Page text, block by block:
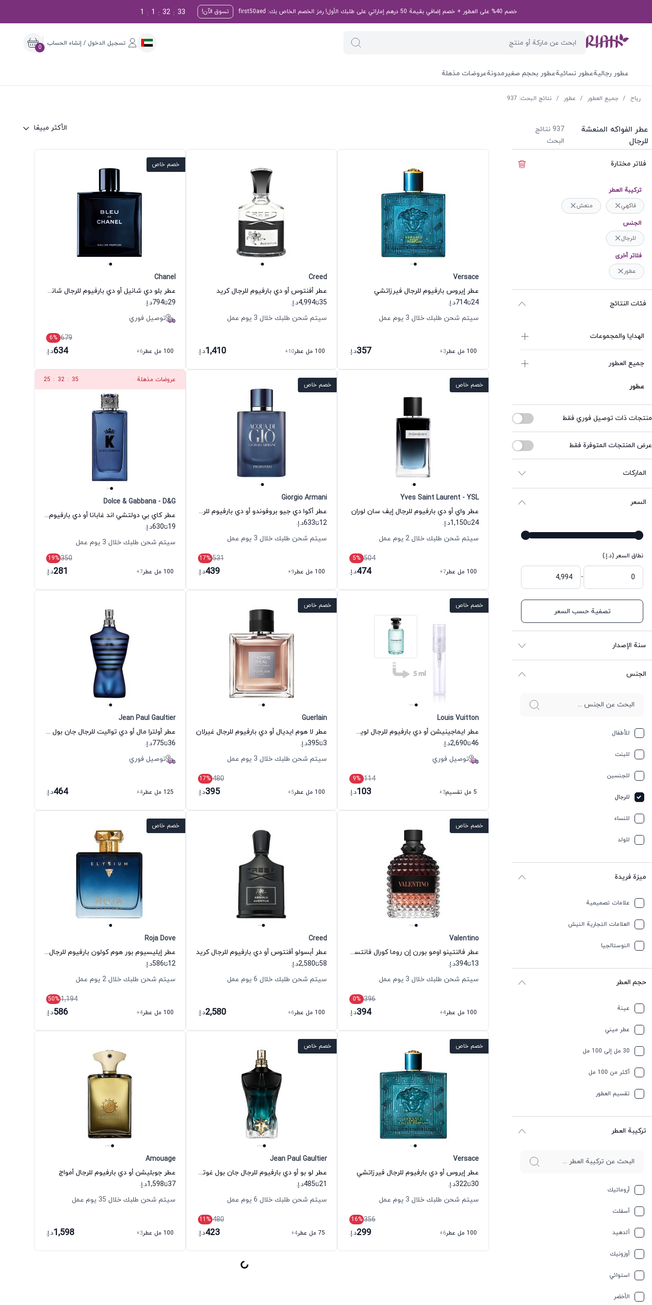
خصم 40% على العطور + خصم إضافي بقيمة 50 درهم إماراتي على طلبك الأول! رمز الخصم الخاص بك: first50aed تسوق الآن! 32
:
32
:
1
:
1
تسجيل الدخول / إنشاء الحساب
0
عطور رجاليةعطور نسائيةعطور بحجم صغيرمدونةعروضات مذهلة
ریاح / جميع العطور / عطور / نتائج البحث: 937
عطر الفواكه المنعشة
للرجال
937 نتائج
البحث
الأكثر مبيعًا
فلاتر مختارة
ترکیبة العطر
فاكهي منعش
الجنس
للرجال
فلاتر أخرى
عطور
فئات النتائج
الهدايا والمجموعات
جميع العطور
عطور
منتجات ذات توصيل فوري فقط
عرض المنتجات المتوفرة فقط
الماركات
السعر
نطاق السعر (د.إ.)
-
تصفية حسب السعر
سنة الإصدار
الجنس
للأطفال
للبنت
للجنسين
للرجال
للنساء
للولد
ميزة فريدة
علامات تصميمية
العلامات التجارية النيش
النوستالجيا
حجم العطر
عينة
عطر ميني
30 مل إلى 100 مل
أكثر من 100 مل
تقسیم العطور
ترکیبة العطر
أروماتيك
أسفلت
ألدهيد
أوزونيك
استوائي
الأخضر
Versace
عطر إيروس بارفيوم للرجال فيرزاتشي
24تا714د.إ.
سيتم شحن طلبك خلال 3 يوم عمل
100 مل عطر +3
357د.إ.
Creed
عطر أفنتوس أو دي بارفيوم للرجال كريد
35تا4,994د.إ.
سيتم شحن طلبك خلال 3 يوم عمل
100 مل عطر +10
1,410د.إ.
خصم خاص
Chanel
عطر بلو دي شانيل أو دي بارفيوم للرجال شانيل
29تا794د.إ.
توصيل فوري
679
6%
100 مل عطر
+6
634د.إ.
خصم خاص
Yves Saint Laurent - YSL
عطر واي أو دي بارفيوم للرجال إيف سان لوران
24تا1,150د.إ.
سيتم شحن طلبك خلال 2 يوم عمل
504
5%
100 مل عطر
+7
474د.إ.
خصم خاص
Giorgio Armani
عطر أكوا دي جيو بروفوندو أو دي بارفيوم للرجال جورجيو أرماني
12تا633د.إ.
سيتم شحن طلبك خلال 3 يوم عمل
531
17%
100 مل عطر
+9
439د.إ.
عروضات مذهلة 34
:
32
:
25
Dolce & Gabbana - D&G
عطر كاي بي دولتشي اند غابانا أو دي بارفيوم للرجال دولتشي اند غابانا
19تا630د.إ.
سيتم شحن طلبك خلال 3 يوم عمل
350
19%
100 مل عطر
+7
281د.إ.
خصم خاص
Louis Vuitton
عطر ايماجينيشن أو دي بارفيوم للرجال لويس فيتون
46تا2,690د.إ.
توصيل فوري
114
9%
5 مل تقسيم
+3
103د.إ.
خصم خاص
Guerlain
عطر لا هوم ايديال أو دي بارفيوم للرجال غيرلان
3تا395د.إ.
سيتم شحن طلبك خلال 3 يوم عمل
480
17%
100 مل عطر
+5
395د.إ.
Jean Paul Gaultier
عطر أولترا مال أو دي تواليت للرجال جان بول غوتييه
36تا775د.إ.
توصيل فوري
125 مل عطر +4
464د.إ.
خصم خاص
Valentino
عطر فالنتينو اومو بورن إن روما كورال فانتسي أو دي تواليت للرجال فالنتينو
13تا394د.إ.
سيتم شحن طلبك خلال 3 يوم عمل
396
0%
100 مل عطر
+4
394د.إ.
Creed
عطر أبسولو أفنتوس أو دي بارفيوم للرجال كريد
58تا2,580د.إ.
سيتم شحن طلبك خلال 6 يوم عمل
100 مل عطر +6
2,580د.إ.
خصم خاص
Roja Dove
عطر إيليسيوم بور هوم كولون بارفيوم للرجال روجا دوڤ
12تا586د.إ.
سيتم شحن طلبك خلال 2 يوم عمل
1,194
50%
100 مل عطر
+4
586د.إ.
خصم خاص
Versace
عطر إيروس أو دي بارفيوم للرجال فيرزاتشي
30تا322د.إ.
سيتم شحن طلبك خلال 3 يوم عمل
356
16%
100 مل عطر
+6
299د.إ.
خصم خاص
Jean Paul Gaultier
عطر لو بو أو دي بارفيوم للرجال جان بول غوتييه
21تا485د.إ.
سيتم شحن طلبك خلال 6 يوم عمل
480
11 %
75 مل عطر
+4
423د.إ.
Amouage
عطر جوبليشن أو دي بارفيوم للرجال أمواج
37تا1,598د.إ.
سيتم شحن طلبك خلال 35 يوم عمل
100 مل عطر +3
1,598د.إ.